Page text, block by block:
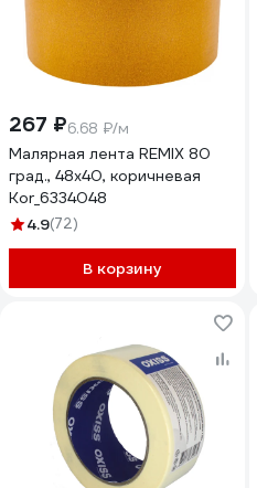
267 ₽6.68 ₽/м
Малярная лента REMIX 80
град., 48x40, коричневая
Kor_6334048
4.9(72)
В корзину